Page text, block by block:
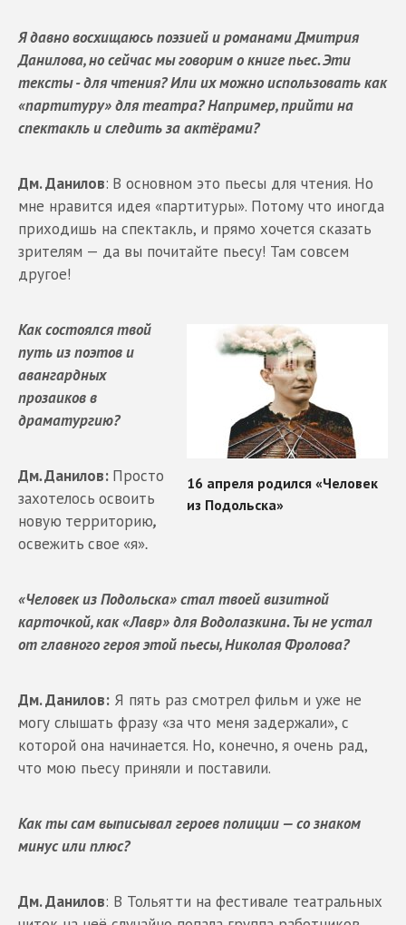
Я давно восхищаюсь поэзией и романами Дмитрия
Данилова, но сейчас мы говорим о книге пьес. Эти
тексты - для чтения? Или их можно использовать как
«партитуру» для театра? Например, прийти на
спектакль и следить за актёрами?
Дм. Данилов: В основном это пьесы для чтения. Но
мне нравится идея «партитуры». Потому что иногда
приходишь на спектакль, и прямо хочется сказать
зрителям — да вы почитайте пьесу! Там совсем
другое!
Как состоялся твой
путь из поэтов и
авангардных
прозаиков в
драматургию?
Дм.Данилов: Просто
захотелось освоить
новую территорию,
освежить свое «я».
«Человек из Подольска» стал твоей визитной
карточкой, как «Лавр» для Водолазкина. Ты не устал
от главного героя этой пьесы, Николая Фролова?
Дм. Данилов: Я пять раз смотрел фильм и уже не
могу слышать фразу «за что меня задержали», с
которой она начинается. Но, конечно, я очень рад,
что мою пьесу приняли и поставили.
Как ты сам выписывал героев полиции — со знаком
минус или плюс?
Дм. Данилов: В Тольятти на фестивале театральных